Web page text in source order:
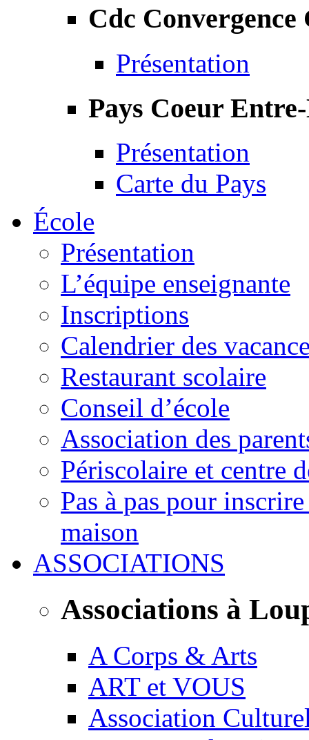
Cdc Convergence
Présentation
Pays Coeur
Présentation
Carte du Pays
École
Présentation
L’équipe enseignante
Inscriptions
Calendrier des
Restaurant scolaire
Conseil d’école
Association des
Périscolaire et centre
Pas à pas pour
maison
ASSOCIATIONS
Associations à
A Corps & Arts
ART et VOUS
Association